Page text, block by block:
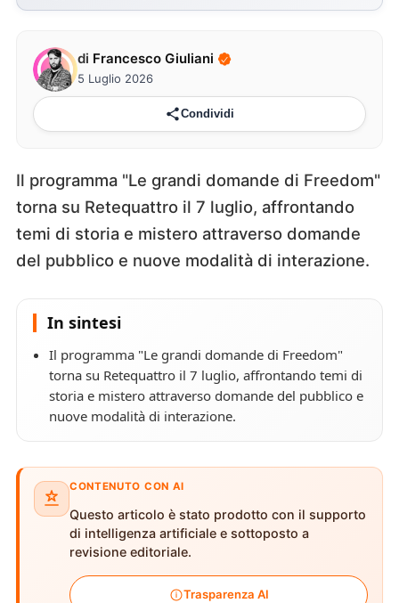
di Francesco Giuliani
5 Luglio 2026
Condividi
Il programma "Le grandi domande di Freedom"
torna su Retequattro il 7 luglio, affrontando
temi di storia e mistero attraverso domande
del pubblico e nuove modalità di interazione.
In sintesi
Il programma "Le grandi domande di Freedom"
torna su Retequattro il 7 luglio, affrontando temi di
storia e mistero attraverso domande del pubblico e
nuove modalità di interazione.
CONTENUTO CON AI
Questo articolo è stato prodotto con il supporto
di intelligenza artificiale e sottoposto a
revisione editoriale.
Trasparenza AI